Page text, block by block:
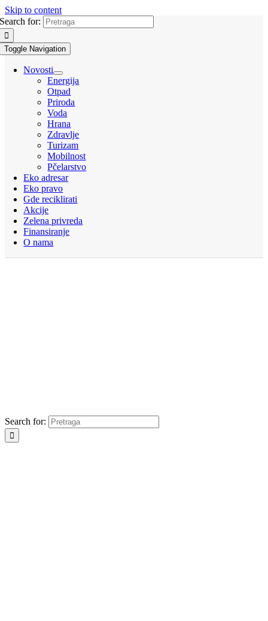
Skip to content
Search for:
Toggle Navigation
Novosti
Energija
Otpad
Priroda
Voda
Hrana
Zdravlje
Turizam
Mobilnost
Pčelarstvo
Eko adresar
Eko pravo
Gde reciklirati
Akcije
Zelena privreda
Finansiranje
O nama
Search for: